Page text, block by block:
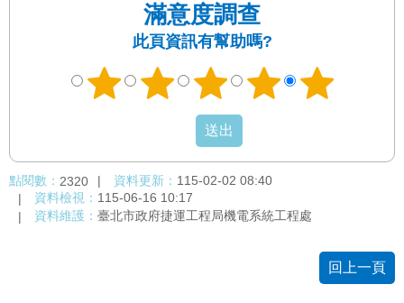
滿意度調查
此頁資訊有幫助嗎?
點閱數： 2320 資料更新： 115-02-02 08:40
資料檢視： 115-06-16 10:17
資料維護： 臺北市政府捷運工程局機電系統工程處
回上一頁